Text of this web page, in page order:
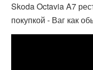
Skoda Octavia A7
покупкой - Ваг как